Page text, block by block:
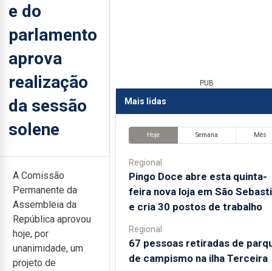
e do
parlamento
aprova
realização
da sessão
solene
A Comissão
Permanente da
Assembleia da
República aprovou
hoje, por
unanimidade, um
projeto de
PUB
Mais lidas
Hoje Semana Mês
Regional
Pingo Doce abre esta quinta-
feira nova loja em São
e cria 30 postos de trabalho
Regional
67 pessoas retiradas de
de campismo na ilha Terceira